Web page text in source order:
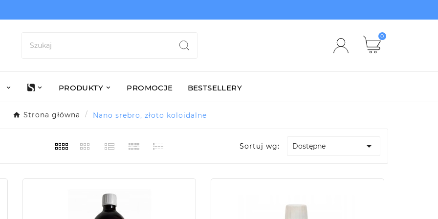
0
PRODUKTY PROMOCJE BESTSELLERY
Strona główna Nano srebro, złoto koloidalne
Sortuj wg: Dostępne 